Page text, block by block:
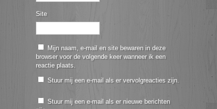
Site
Mijn naam, e-mail en site bewaren in deze
browser voor de volgende keer wanneer ik een
reactie plaats.
Stuur mij een e-mail als er vervolgreacties zijn.
Stuur mij een e-mail als er nieuwe berichten